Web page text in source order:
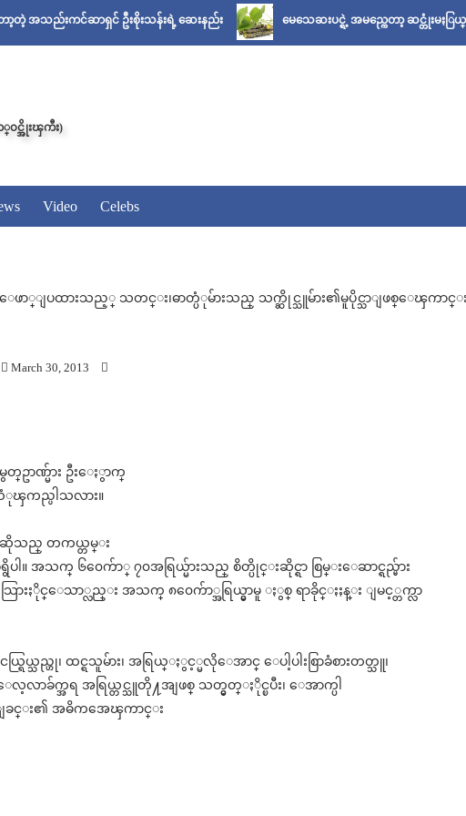
ဆာရှင် ဦးစိုးသန်းရဲ့ ဆေးနည်း မေသေဆးပင္ရဲ့ အမည္ကေတာ့ ဆင္တုံးမႏြယ္
၀င္အိုးၾကီး)
Video Celebs
ာ္ျပထားသည့္ သတင္း၊ဓာတ္ပံုမ်ားသည္ သက္ဆိုင္သူမ်ား၏မူပိုင္သာျဖစ္ေၾကာင္
March 30, 2013
မွတ္ဥာဏ္မ်ား ဦးေႏွာက္
ကည္ပါသလား။
ဆိုသည္ တကယ္တမ္း
ါ ။ အသက္ ၆၀ေက်ာ္ ၇၀အရြယ္မ်ားသည္ စိတ္ပိုင္းဆိုင္ရာ စြမ္းေဆာင္ရည္မ်ား
ားႏိုင္ေသာ္လည္း အသက္ ၈၀ေက်ာ္အရြယ္မွာမူ ႏွစ္ ရာခိုင္ႏႈန္း ျမင့္တက္လာ
ယ္သည္ဟု၊ ထင္ရသူမ်ား၊ အရြယ္ႏွင့္မလိုေအာင္ ေပါ့ပါးစြာခံစားတတ္သူ၊
လ့လာခ်က္အရ အရြယ္တင္သူတို႔အျဖစ္ သတ္မွတ္ႏိုင္ၿပီး၊ ေအာက္ပါ
ခင္း၏ အဓိကအေၾကာင္း